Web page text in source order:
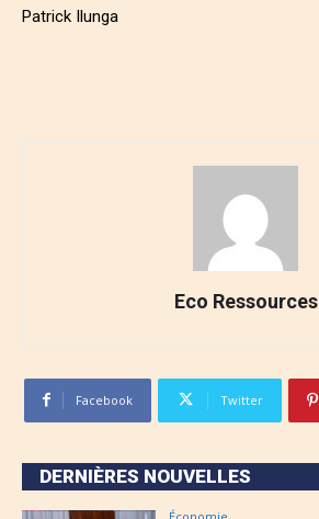
Patrick Ilunga
Eco Ressources
Facebook Twitter
DERNIÈRES NOUVELLES